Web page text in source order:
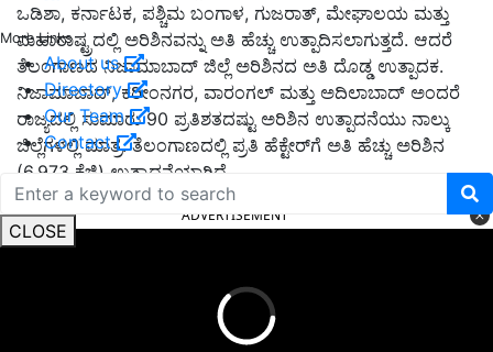
More Links
About us
Directory
Our Team
Contact
CLOSE
ಒಡಿಶಾ, ಕರ್ನಾಟಕ, ಪಶ್ಚಿಮ ಬಂಗಾಳ, ಗುಜರಾತ್, ಮೇಘಾಲಯ ಮತ್ತು
ಮಹಾರಾಷ್ಟ್ರದಲ್ಲಿ ಅರಿಶಿನವನ್ನು ಅತಿ ಹೆಚ್ಚು ಉತ್ಪಾದಿಸಲಾಗುತ್ತದೆ. ಆದರೆ
ತೆಲಂಗಾಣದ ನಿಜಾಮಾಬಾದ್ ಜಿಲ್ಲೆ ಅರಿಶಿನದ ಅತಿ ದೊಡ್ಡ ಉತ್ಪಾದಕ.
ನಿಜಾಮಾಬಾದ್, ಕರೀಂನಗರ, ವಾರಂಗಲ್ ಮತ್ತು ಅದಿಲಾಬಾದ್ ಅಂದರೆ
ರಾಜ್ಯದಲ್ಲಿ ಸುಮಾರು 90 ಪ್ರತಿಶತದಷ್ಟು ಅರಿಶಿನ ಉತ್ಪಾದನೆಯು ನಾಲ್ಕು
ಜಿಲ್ಲೆಗಳಲ್ಲಿ ಮಾತ್ರ. ತೆಲಂಗಾಣದಲ್ಲಿ ಪ್ರತಿ ಹೆಕ್ಟೇರ್‌ಗೆ ಅತಿ ಹೆಚ್ಚು ಅರಿಶಿನ
(6,973 ಕೆಜಿ) ಉತ್ಪಾದನೆಯಾಗಿದೆ.
ADVERTISEMENT